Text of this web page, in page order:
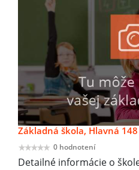
Základná škola, Hlavná 148
0 hodnotení
Detailné informácie o